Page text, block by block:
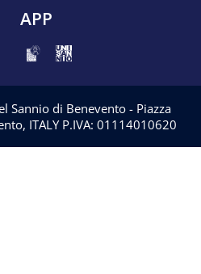
APP
Sannio di Benevento - Piazza
ITALY P.IVA: 01114010620